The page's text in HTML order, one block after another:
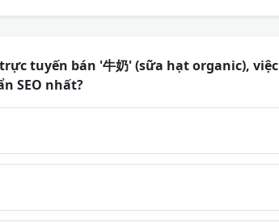
tuyến bán '牛奶' (sữa hạt organic), việc
SEO nhất?